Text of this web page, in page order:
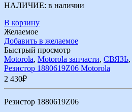
НАЛИЧИЕ: в наличии
В корзину
Желаемое
Добавить в желаемое
Быстрый просмотр
Motorola, Motorola запчасти, СВЯЗЬ,
Резистор 1880619Z06 Motorola
2 430₽
Резистор 1880619Z06